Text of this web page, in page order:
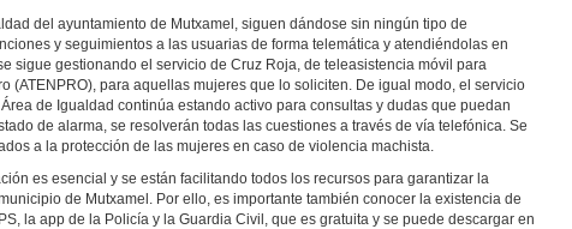
del ayuntamiento de Mutxamel, siguen dándose sin ningún tipo de
y seguimientos a las usuarias de forma telemática y atendiéndolas en
sigue gestionando el servicio de Cruz Roja, de teleasistencia móvil para
(ATENPRO), para aquellas mujeres que lo soliciten. De igual modo, el servicio
de Igualdad continúa estando activo para consultas y dudas que puedan
de alarma, se resolverán todas las cuestiones a través de vía telefónica. Se
a la protección de las mujeres en caso de violencia machista.
es esencial y se están facilitando todos los recursos para garantizar la
de Mutxamel. Por ello, es importante también conocer la existencia de
la app de la Policía y la Guardia Civil, que es gratuita y se puede descargar en